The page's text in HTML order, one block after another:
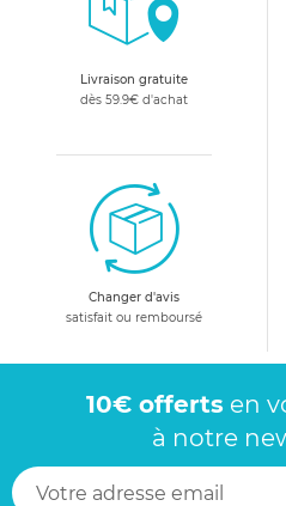
Livraison gratuite
dès 59.9€ d'achat
Changer d'avis
satisfait ou remboursé
10€ offerts en
à notre